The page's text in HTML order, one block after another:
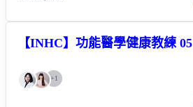
【INHC】功能醫學健康教練 05
+1